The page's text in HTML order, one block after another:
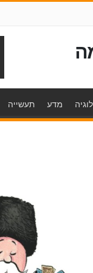
מדע תעשייה